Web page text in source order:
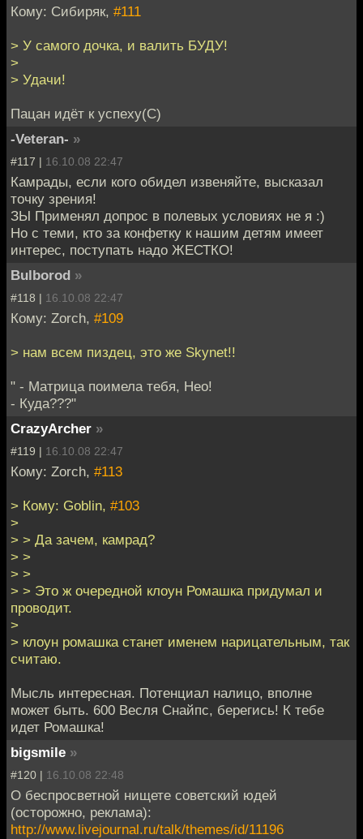
Кому: Сибиряк, #111
> У самого дочка, и валить БУДУ!
>
> Удачи!
Пацан идёт к успеху(С)
-Veteran- »
#117 | 16.10.08 22:47
Камрады, если кого обидел извеняйте, высказал
точку зрения!
ЗЫ Применял допрос в полевых условиях не я :)
Но с теми, кто за конфетку к нашим детям имеет
интерес, поступать надо ЖЕСТКО!
Bulborod »
#118 | 16.10.08 22:47
Кому: Zorch, #109
> нам всем пиздец, это же Skynet!!
" - Матрица поимела тебя, Нео!
- Куда???"
CrazyArcher »
#119 | 16.10.08 22:47
Кому: Zorch, #113
> Кому: Goblin, #103
>
> > Да зачем, камрад?
> >
> >
> > Это ж очередной клоун Ромашка придумал и
проводит.
>
> клоун ромашка станет именем нарицательным, так
считаю.
Мысль интересная. Потенциал налицо, вполне
может быть. 600 Весля Снайпс, берегись! К тебе
идет Ромашка!
bigsmile »
#120 | 16.10.08 22:48
О беспросветной нищете советский юдей
(осторожно, реклама):
http://www.livejournal.ru/talk/themes/id/11196